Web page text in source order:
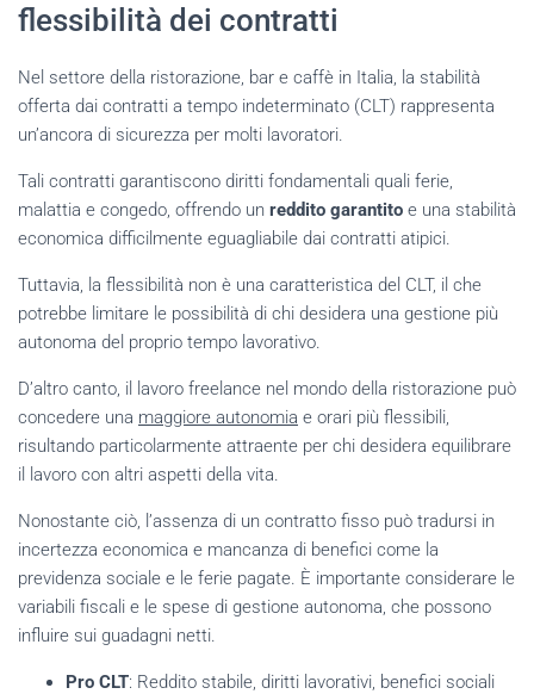
flessibilità dei contratti
Nel settore della ristorazione, bar e caffè in Italia, la stabilità
offerta dai contratti a tempo indeterminato (CLT) rappresenta
un’ancora di sicurezza per molti lavoratori.
Tali contratti garantiscono diritti fondamentali quali ferie,
malattia e congedo, offrendo un reddito garantito e una stabilità
economica difficilmente eguagliabile dai contratti atipici.
Tuttavia, la flessibilità non è una caratteristica del CLT, il che
potrebbe limitare le possibilità di chi desidera una gestione più
autonoma del proprio tempo lavorativo.
D’altro canto, il lavoro freelance nel mondo della ristorazione può
concedere una maggiore autonomia e orari più flessibili,
risultando particolarmente attraente per chi desidera equilibrare
il lavoro con altri aspetti della vita.
Nonostante ciò, l’assenza di un contratto fisso può tradursi in
incertezza economica e mancanza di benefici come la
previdenza sociale e le ferie pagate. È importante considerare le
variabili fiscali e le spese di gestione autonoma, che possono
influire sui guadagni netti.
Pro CLT: Reddito stabile, diritti lavorativi, benefici sociali